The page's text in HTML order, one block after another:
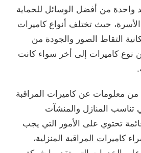
واحدة من أفضل الوسائل للحماية
الأسرة، حيث تختلف أنواع كاميرات
التقاط الصور والجودة من
نوع كاميرات إلى أخر سواء كانت
من معلومات عن كاميرات المراقبة
تناسب المنازل والمنشآت
تحتوي على الأمور التي يجب
كاميرات المراقبة المنزلية،